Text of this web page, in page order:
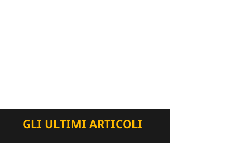
GLI ULTIMI ARTICOLI